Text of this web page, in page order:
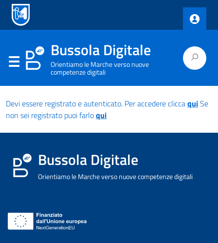
Bussola Digitale
Orientiamo le Marche verso nuove
competenze digitali
Devi essere registrato e autenticato. Per accedere cliccaquiSe
non sei registrato puoi farloqui
Bussola Digitale
Orientiamo le Marche verso nuove competenze digitali